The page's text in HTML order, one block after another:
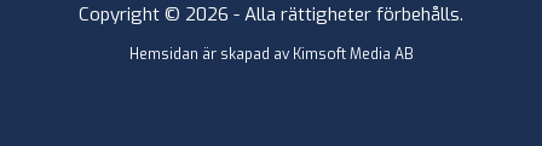
Copyright © 2026 - Alla rättigheter förbehålls.
Hemsidan är skapad av Kimsoft Media AB